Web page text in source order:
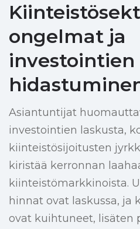
ongelmat ja
investointien
Asiantuntijat
investointien laskusta,
kiinteistösijoitusten
kiristää kerronnan
kiinteistömarkkinoista.
hinnat ovat laskussa,
ovat kuihtuneet, lisäten